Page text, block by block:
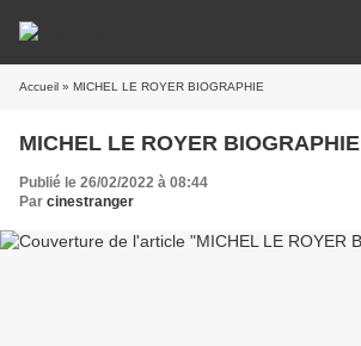
Accueil » MICHEL LE ROYER BIOGRAPHIE
MICHEL LE ROYER BIOGRAPHIE
Publié le 26/02/2022 à 08:44
Par cinestranger